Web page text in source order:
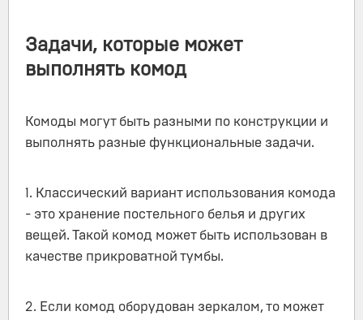
Задачи, которые может
выполнять комод
Комоды могут быть разными по конструкции и
выполнять разные функциональные задачи.
1. Классический вариант использования комода
- это хранение постельного белья и других
вещей. Такой комод может быть использован в
качестве прикроватной тумбы.
2. Если комод оборудован зеркалом, то может